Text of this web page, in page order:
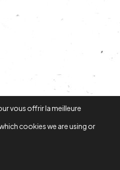
vous offrir la meilleure
cookies we are using or